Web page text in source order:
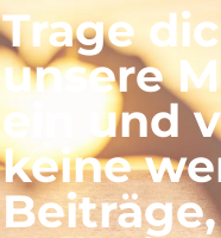
Trage
unsere
ein und
keine